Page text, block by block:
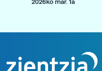
2026ko mar. 1a